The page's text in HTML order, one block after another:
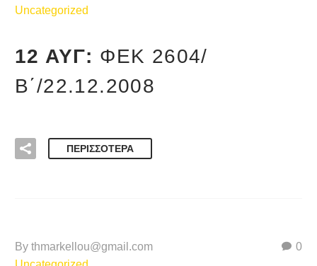
Uncategorized
12 ΑΥΓ: ΦΕΚ 2604/
Β΄/22.12.2008
ΠΕΡΙΣΣΌΤΕΡΑ
0
By thmarkellou@gmail.com